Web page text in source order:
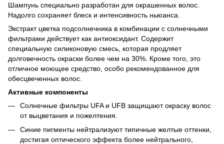
Шампунь специально разработан для окрашенных волос.
Надолго сохраняет блеск и интенсивность ньюанса.
Экстракт цветка подсолнечника в комбинации с солнечными
фильтрами действует как антиоксидант. Содержит
специальную силиконовую смесь, которая продляет
долговечность окраски более чем на 30%. Кроме того, это
отличное моющее средство, особо рекомендованное для
обесцвеченных волос.
Активные компоненты
Солнечные фильтры UFA и UFB защищают окраску волос
от выцветания и пожелтения.
Синие пигменты нейтрализуют типичные желтые оттенки,
достигая оптического эффекта более нейтрального,